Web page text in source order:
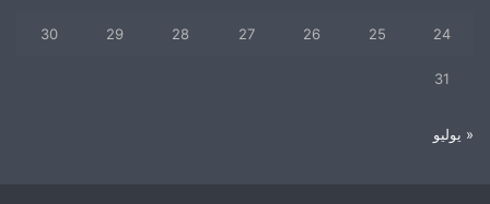
24
25
26
27
28
29
30
31
« يوليو